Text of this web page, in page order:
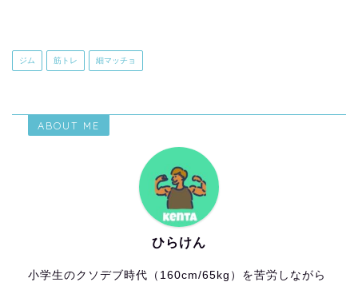
ジム 筋トレ 細マッチョ
ABOUT ME
ひらけん
小学生のクソデブ時代（160cm/65kg）を苦労しながら